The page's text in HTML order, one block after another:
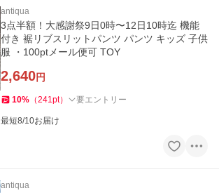
antiqua
3点半額！大感謝祭9日0時〜12日10時迄 機能
付き 裾リブスリットパンツ パンツ キッズ 子供
服 ・100ptメール便可 TOY
2,640円
10% （241pt） 要エントリー
最短8/10お届け
antiqua